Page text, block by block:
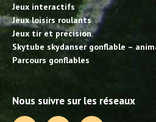
Jeux interactifs
Jeux loisirs roulants
Jeux tir et précision
Skytube skydanser gonflable –
Parcours gonflables
Nous suivre sur les réseaux